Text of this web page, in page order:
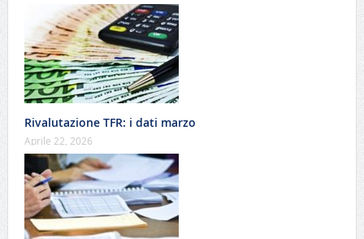
Rivalutazione TFR: i dati marzo
Aprile 22, 2026